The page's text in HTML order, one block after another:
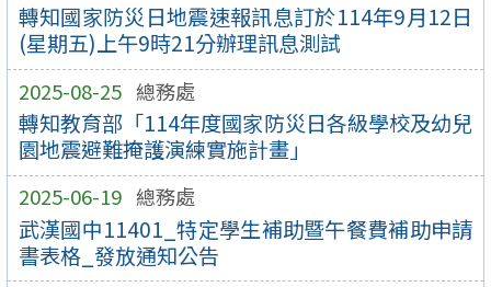
轉知國家防災日地震速報訊息訂於114年9月12日
(星期五)上午9時21分辦理訊息測試
2025-08-25 總務處
轉知教育部「114年度國家防災日各級學校及幼兒
園地震避難掩護演練實施計畫」
2025-06-19 總務處
武漢國中11401_特定學生補助暨午餐費補助申請
書表格_發放通知公告